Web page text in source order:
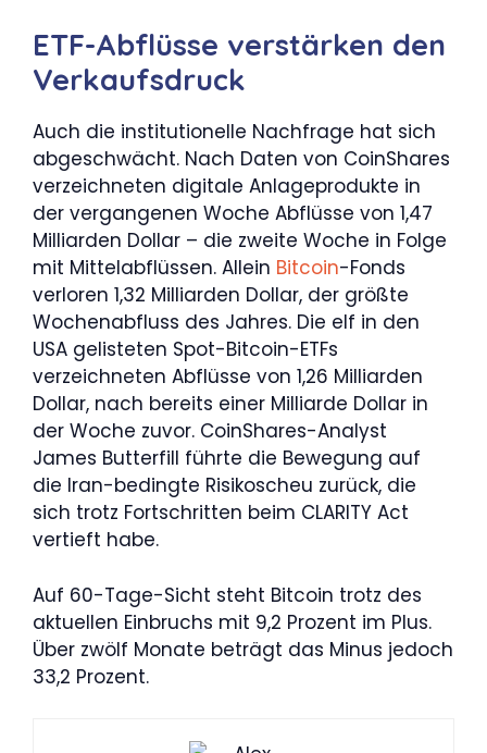
ETF-Abflüsse verstärken den
Verkaufsdruck
Auch die institutionelle Nachfrage hat sich
abgeschwächt. Nach Daten von CoinShares
verzeichneten digitale Anlageprodukte in
der vergangenen Woche Abflüsse von 1,47
Milliarden Dollar – die zweite Woche in Folge
mit Mittelabflüssen. Allein Bitcoin-Fonds
verloren 1,32 Milliarden Dollar, der größte
Wochenabfluss des Jahres. Die elf in den
USA gelisteten Spot-Bitcoin-ETFs
verzeichneten Abflüsse von 1,26 Milliarden
Dollar, nach bereits einer Milliarde Dollar in
der Woche zuvor. CoinShares-Analyst
James Butterfill führte die Bewegung auf
die Iran-bedingte Risikoscheu zurück, die
sich trotz Fortschritten beim CLARITY Act
vertieft habe.
Auf 60-Tage-Sicht steht Bitcoin trotz des
aktuellen Einbruchs mit 9,2 Prozent im Plus.
Über zwölf Monate beträgt das Minus jedoch
33,2 Prozent.